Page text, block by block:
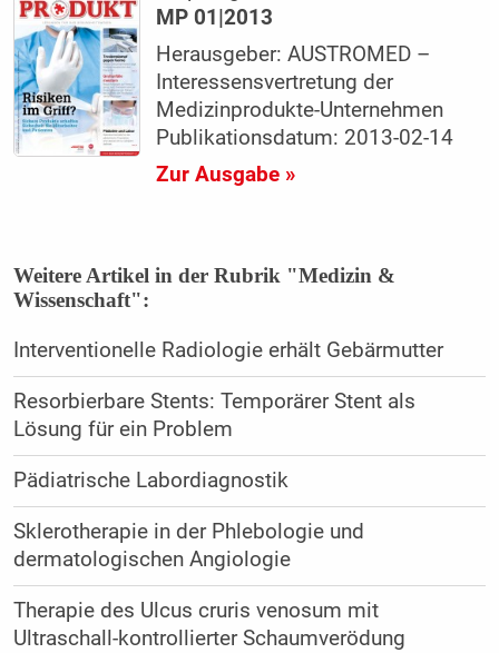
MP 01|2013
Herausgeber: AUSTROMED –
Interessensvertretung der
Medizinprodukte-Unternehmen
Publikationsdatum: 2013-02-14
Zur Ausgabe »
Weitere Artikel in der Rubrik "Medizin &
Wissenschaft":
Interventionelle Radiologie erhält Gebärmutter
Resorbierbare Stents: Temporärer Stent als
Lösung für ein Problem
Pädiatrische Labordiagnostik
Sklerotherapie in der Phlebologie und
dermatologischen Angiologie
Therapie des Ulcus cruris ­venosum mit
Ultraschall-­kontrollierter Schaumverödung